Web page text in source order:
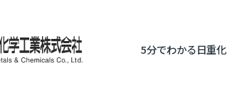
5分でわかる日重化